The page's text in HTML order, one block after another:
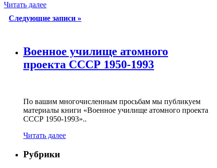
Читать далее
Cледующие записи »
Военное училище атомного
проекта СССР 1950-1993
По вашим многочисленным просьбам мы публикуем
материалы книги «Военное училище атомного проекта
СССР 1950-1993»..
Читать далее
Рубрики